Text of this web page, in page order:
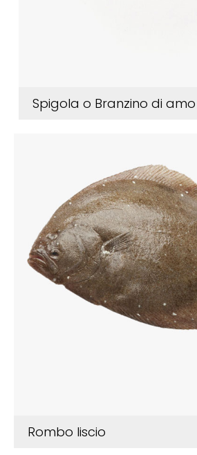
Spigola o Branzino di amo
Rombo liscio